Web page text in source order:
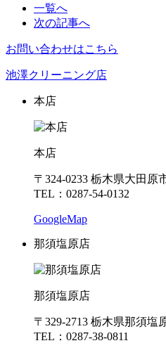
一覧へ
次の記事へ
お問い合わせはこちら
池澤クリーニング店
本店
本店
〒324-0233 栃木県大田原
TEL：0287-54-0132
GoogleMap
那須塩原店
那須塩原店
〒329-2713 栃木県那須塩
TEL：0287-38-0811